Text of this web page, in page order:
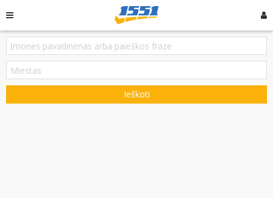
Ieškoti